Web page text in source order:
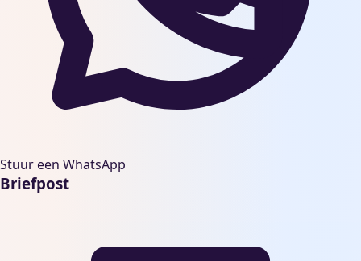
Stuur een WhatsApp
Briefpost